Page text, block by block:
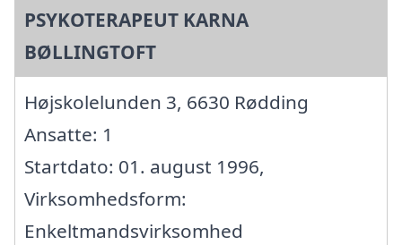
PSYKOTERAPEUT KARNA
BØLLINGTOFT
Højskolelunden 3, 6630 Rødding
Ansatte: 1
Startdato: 01. august 1996,
Virksomhedsform:
Enkeltmandsvirksomhed